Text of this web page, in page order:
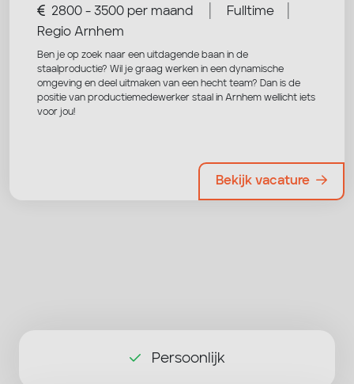
2800 - 3500 per maand Fulltime
Regio Arnhem
Ben je op zoek naar een uitdagende baan in de
staalproductie? Wil je graag werken in een dynamische
omgeving en deel uitmaken van een hecht team? Dan is de
positie van productiemedewerker staal in Arnhem wellicht iets
voor jou!
Bekijk vacature
Persoonlijk